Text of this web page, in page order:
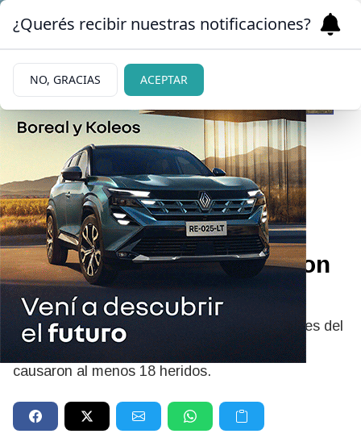
07/07/2026
Explotaron dos bombas
cerca del hotel donde se
hospeda Emmanuel Macron
en Siria
Las detonaciones ocurrieron en los alrededores del
complejo que aloja al mandatario francés y
causaron al menos 18 heridos.
¿Querés recibir nuestras notificaciones?
NO, GRACIAS ACEPTAR